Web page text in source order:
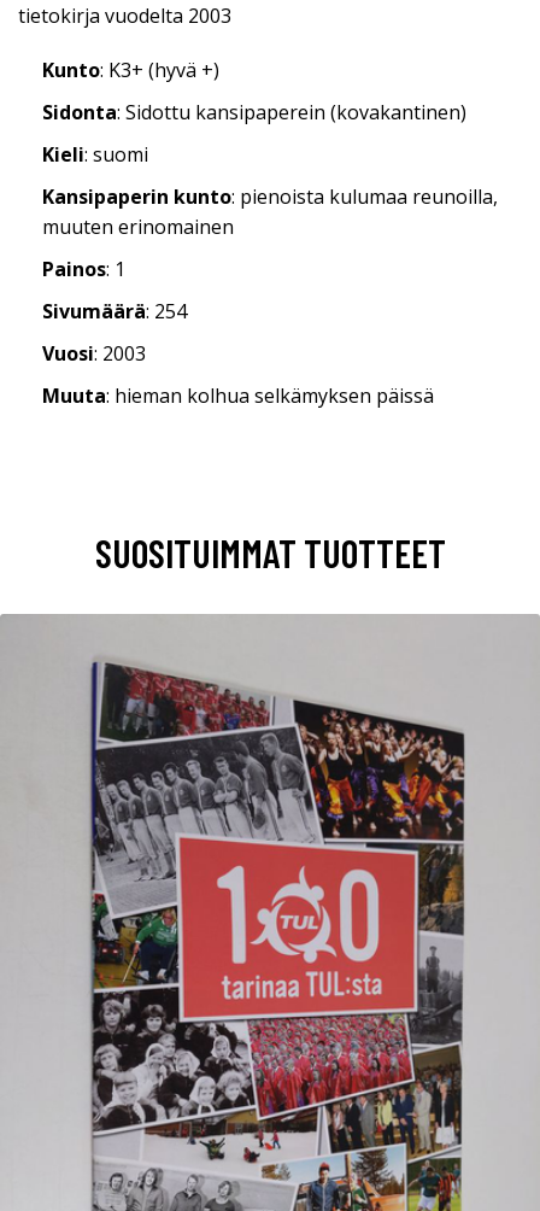
tietokirja vuodelta 2003
Kunto: K3+ (hyvä +)
Sidonta: Sidottu kansipaperein (kovakantinen)
Kieli: suomi
Kansipaperin kunto: pienoista kulumaa reunoilla,
muuten erinomainen
Painos: 1
Sivumäärä: 254
Vuosi: 2003
Muuta: hieman kolhua selkämyksen päissä
SUOSITUIMMAT TUOTTEET